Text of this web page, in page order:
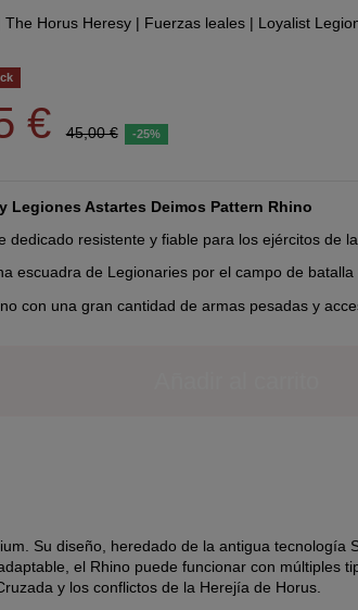
The Horus Heresy| Fuerzas leales| Loyalist
€ 45,00 € -25%
Legiones Astartes Deimos Pattern Rhino
dedicado resistente y fiable para los ejércitos de
escuadra de Legionaries por el campo de
con una gran cantidad de armas pesadas y
Su diseño, heredado de la antigua tecnología
el Rhino puede funcionar con múltiples
y los conflictos de la Herejía de Horus.